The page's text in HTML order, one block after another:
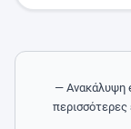
— Ανακάλυψη
περισσότερες